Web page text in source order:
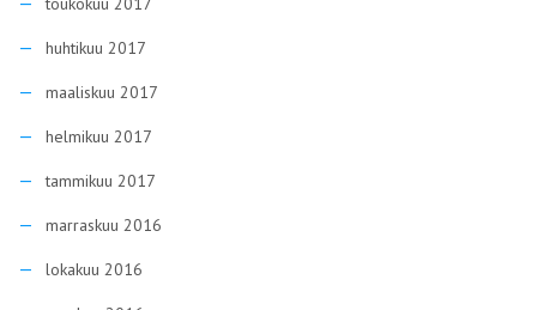
huhtikuu 2017
maaliskuu 2017
helmikuu 2017
tammikuu 2017
marraskuu 2016
lokakuu 2016